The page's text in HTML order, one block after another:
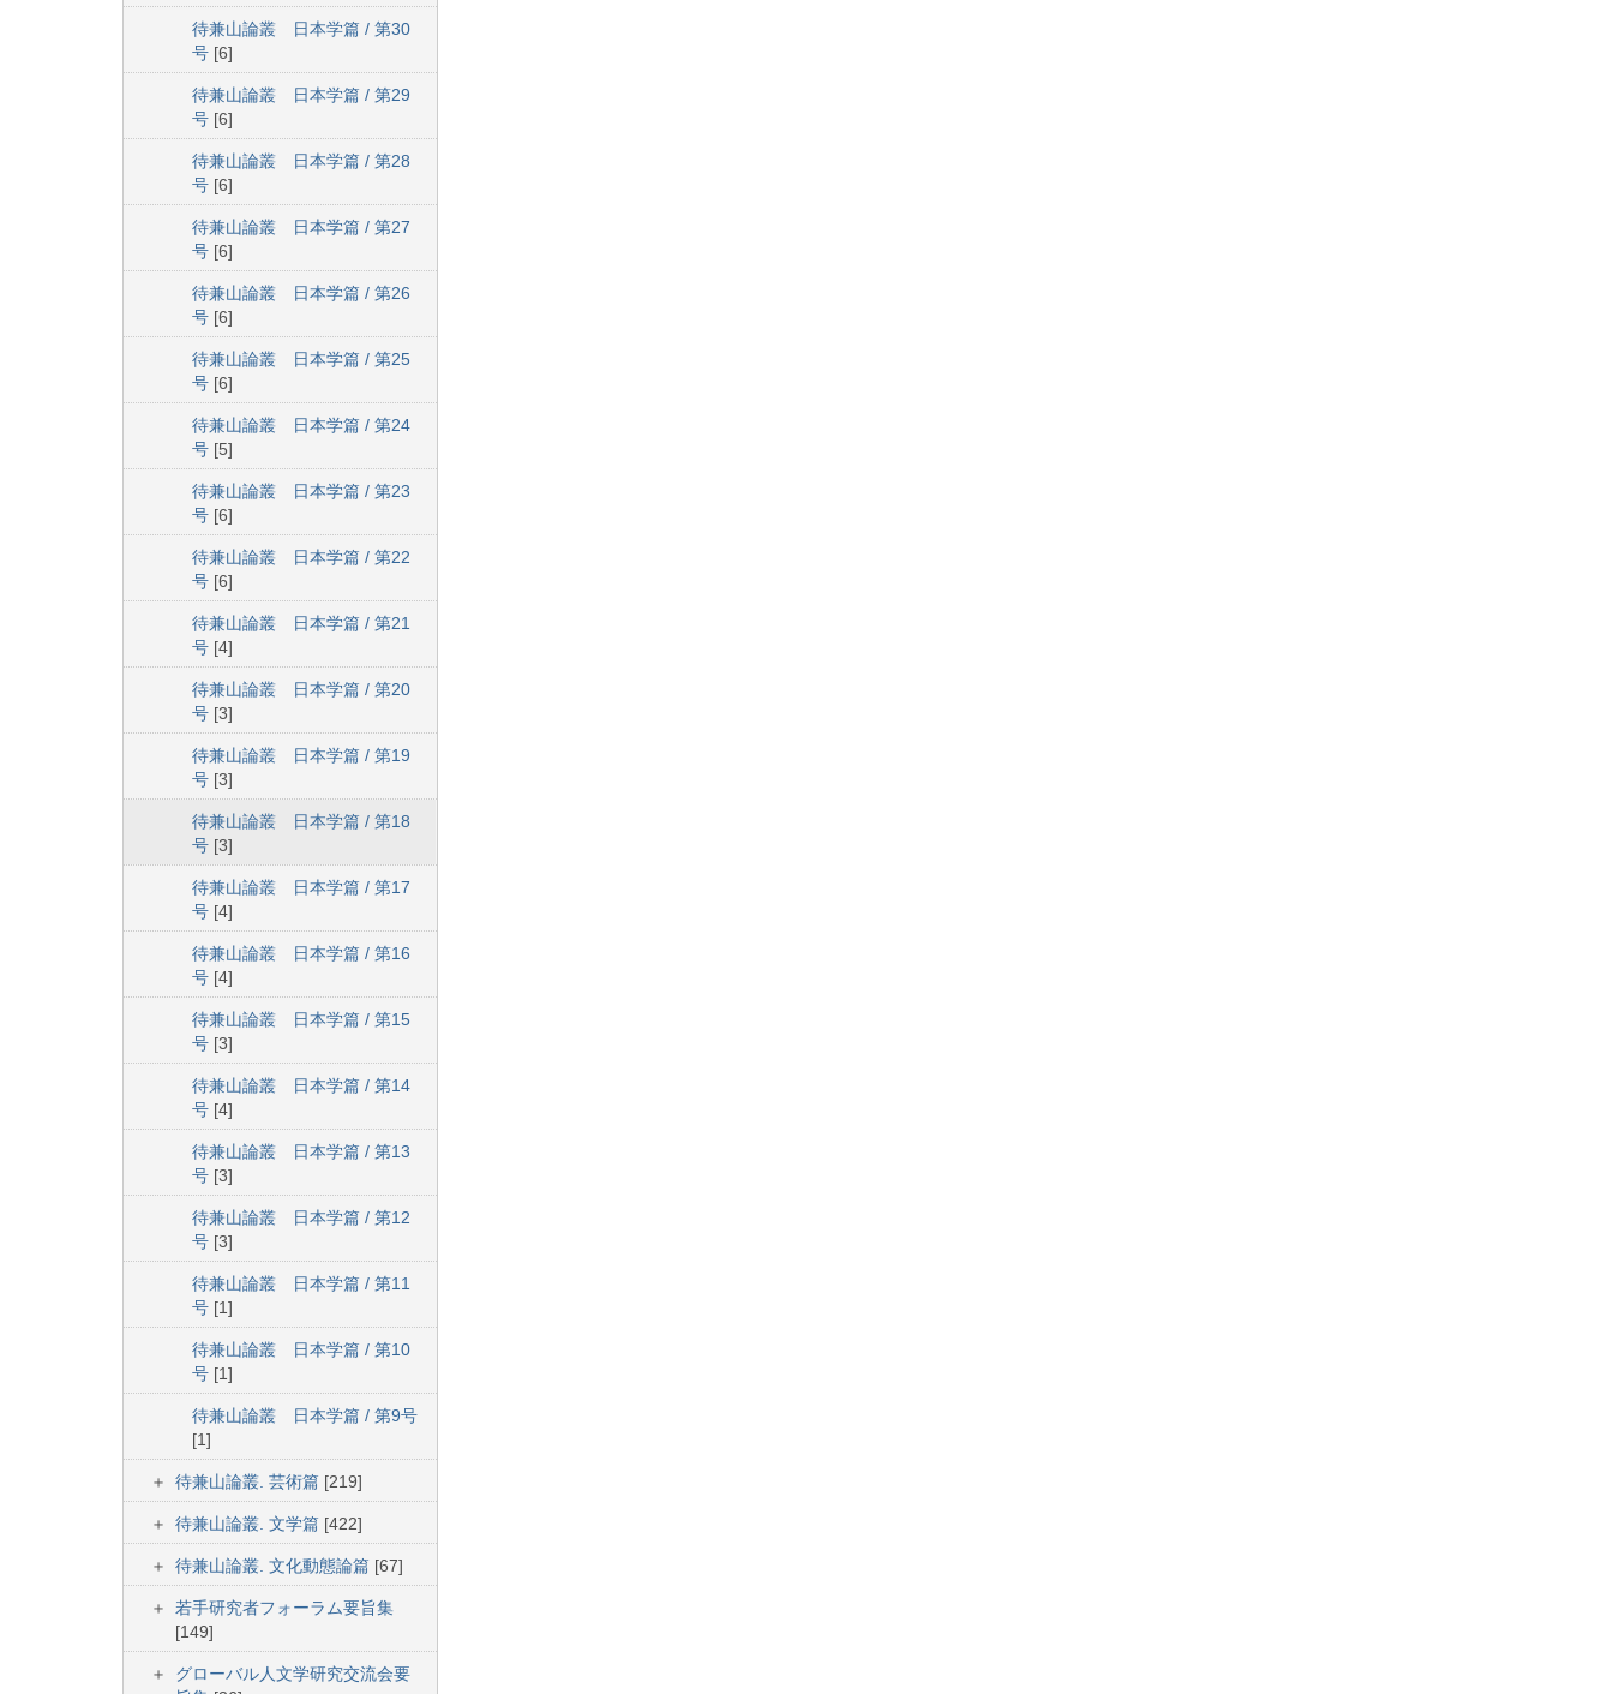
待兼山論叢 日本学篇 / 第30
号 [6]
待兼山論叢 日本学篇 / 第29
号 [6]
待兼山論叢 日本学篇 / 第28
号 [6]
待兼山論叢 日本学篇 / 第27
号 [6]
待兼山論叢 日本学篇 / 第26
号 [6]
待兼山論叢 日本学篇 / 第25
号 [6]
待兼山論叢 日本学篇 / 第24
号 [5]
待兼山論叢 日本学篇 / 第23
号 [6]
待兼山論叢 日本学篇 / 第22
号 [6]
待兼山論叢 日本学篇 / 第21
号 [4]
待兼山論叢 日本学篇 / 第20
号 [3]
待兼山論叢 日本学篇 / 第19
号 [3]
待兼山論叢 日本学篇 / 第18
号 [3]
待兼山論叢 日本学篇 / 第17
号 [4]
待兼山論叢 日本学篇 / 第16
号 [4]
待兼山論叢 日本学篇 / 第15
号 [3]
待兼山論叢 日本学篇 / 第14
号 [4]
待兼山論叢 日本学篇 / 第13
号 [3]
待兼山論叢 日本学篇 / 第12
号 [3]
待兼山論叢 日本学篇 / 第11
号 [1]
待兼山論叢 日本学篇 / 第10
号 [1]
待兼山論叢 日本学篇 / 第9号
[1]
待兼山論叢. 芸術篇 [219]
待兼山論叢. 文学篇 [422]
待兼山論叢. 文化動態論篇 [67]
若手研究者フォーラム要旨集
[149]
グローバル人文学研究交流会要